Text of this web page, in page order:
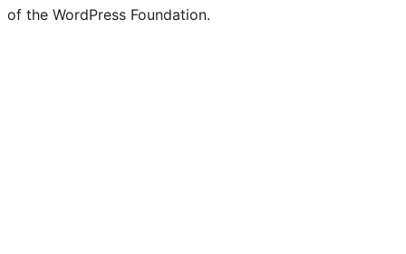
of the WordPress Foundation.